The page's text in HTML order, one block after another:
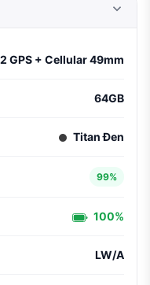
GPS + Cellular 49mm
64GB
Titan Đen
99%
100%
LW/A